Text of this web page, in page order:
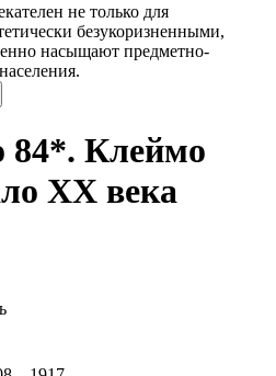
не только для
безукоризненными,
насыщают предметно-
84*. Клеймо
ХХ века